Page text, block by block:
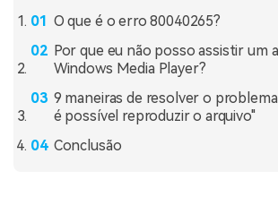
O que é o erro 80040265?
Por que eu não posso assistir um
Windows Media Player?
9 maneiras de resolver o
é possível reproduzir o arquivo"
Conclusão